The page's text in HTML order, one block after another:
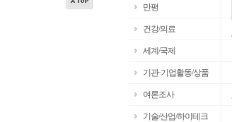
만평
건강/의료
세계/국제
기관·기업활동/상품
여론조사
기술/산업/하이테크